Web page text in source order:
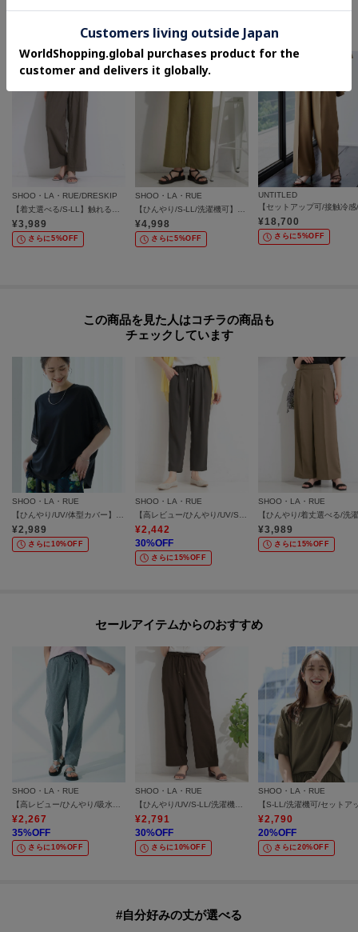
◆お届け予定について
工場の生産の都合上、お届け予定が変更になる場合がございます。
発送日の前後については予めご了承ください。
◆商品画像・商品情報について
実際の商品と仕様、加工、サイズ、素材等が若干異なる場合がございます。
取り扱い方法に関して商品に付いている洗濯ネーム・注意下げ札をご確認く
ださい。
◆注文取り消し・返品が可能です。商品着荷後の返品も可能です。（ただし
返品送料はお客様負担になります。）
◆お届け時期の違う予約商品を、複数点カートに入れた場合、カートグルー
プは1つになり、商品が全て揃ってからの発送となります。
各お届け時期毎に、商品の発送をご希望の場合は1点づつカートに入れてご購
モデル情報：身長163cm B81 W59 H88 着用サイズ：02（M）
このアイテムに似ているアイテム
SHOO・LA・RUE/DRESKIP
【着丈選べる/S-LL】触れる度ひんやり ゆるきれい イージーワイドパンツ
¥3,989
さらに5%OFF
SHOO・LA・RUE
【ひんやり/S-LL/洗濯機可】さらりと涼しい ストレッチベイカーパンツ
¥4,998
さらに5%OFF
UNTITLED
¥18,700
さらに5%OFF
この商品を見た人はコチラの商品も
チェックしています
SHOO・LA・RUE
¥2,989
さらに10%OFF
SHOO・LA・RUE
¥2,442
30%OFF
さらに15%OFF
SHOO・LA・RUE
¥3,989
さらに15%OFF
セールアイテムからのおすすめ
SHOO・LA・RUE
【高レビュー/ひんやり/吸水速乾/洗濯機可/S-3L】さらさらで軽い穿き心地 さらかるイージーパンツ
¥2,267
35%OFF
さらに10%OFF
SHOO・LA・RUE
【ひんやり/UV/S-LL/洗濯機可】通気性〇 イージーワイドパンツ
¥2,791
30%OFF
さらに10%OFF
SHOO・LA・RUE
¥2,790
20%OFF
さらに20%OFF
#自分好みの丈が選べる